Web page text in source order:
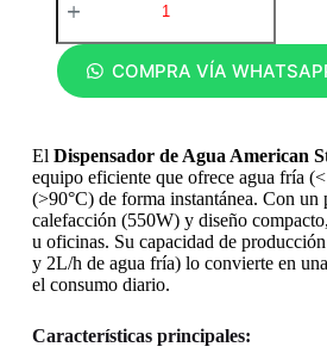
COMPRA VÍA
El Dispensador de Agua American
equipo eficiente que ofrece agua fría
(>90°C) de forma instantánea. Con un
calefacción (550W) y diseño
u oficinas. Su capacidad de
y 2L/h de agua fría) lo convierte en
el consumo diario.
Características principales: